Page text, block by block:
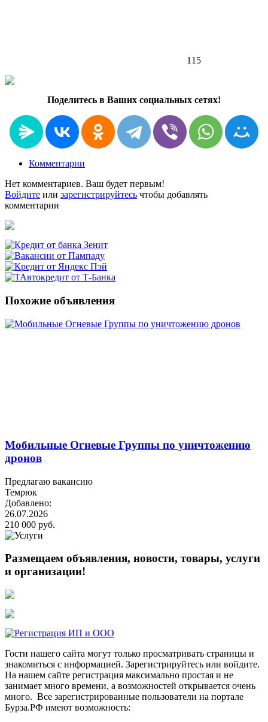
115
Поделитесь в Ваших социальных сетях!
Комментарии
Нет комментариев. Ваш будет первым!
Войдите или зарегистрируйтесь чтобы добавлять
комментарии
Похожие объявления
Мобильные Огневые Группы по уничтожению
дронов
Предлагаю вакансию
Темрюк
Добавлено:
26.07.2026
210 000 руб.
Размещаем объявления, новости, товары, услуги
и организации!
Гости нашего сайта могут только просматривать страницы и
знакомиться с информацией. Зарегистрируйтесь или войдите.
На нашем сайте регистрация максимально простая и не
занимает много времени, а возможностей открывается очень
много. Все зарегистрированные пользователи на портале
Бурза.РФ имеют возможность: